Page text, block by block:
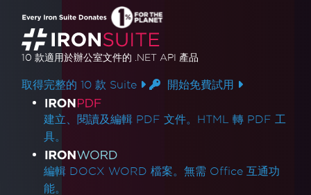
10 款適用於辦公室文件的 .NET API 產品
取得完整的 10 款 Suite 開始免費試用
產品連結
建立、閱讀及編輯 PDF 文件。HTML 轉 PDF 工
具。
編輯 DOCX WORD 檔案。無需 Office 互通功
能。